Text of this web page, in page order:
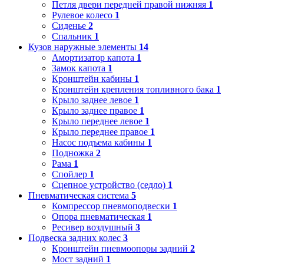
Петля двери передней правой нижняя 1
Рулевое колесо 1
Сиденье 2
Спальник 1
Кузов наружные элементы 14
Амортизатор капота 1
Замок капота 1
Кронштейн кабины 1
Кронштейн крепления топливного бака 1
Крыло заднее левое 1
Крыло заднее правое 1
Крыло переднее левое 1
Крыло переднее правое 1
Насос подъема кабины 1
Подножка 2
Рама 1
Спойлер 1
Сцепное устройство (седло) 1
Пневматическая система 5
Компрессор пневмоподвески 1
Опора пневматическая 1
Ресивер воздушный 3
Подвеска задних колес 3
Кронштейн пневмоопоры задний 2
Мост задний 1